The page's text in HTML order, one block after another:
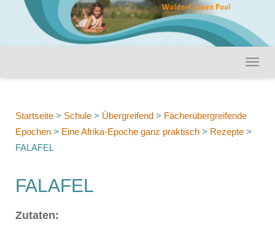
Startseite > Schule > Übergreifend > Fächerübergreifende
Epochen > Eine Afrika-Epoche ganz praktisch > Rezepte >
FALAFEL
FALAFEL
Zutaten: